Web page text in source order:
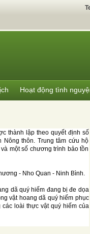
Hoạt động tình
thành lập theo quyết định số
Nông thôn. Trung tâm cứu hộ
một số chương trình bảo tồn
- Nho Quan - Ninh Bình.
dã quý hiếm đang bị đe dọa
vật hoang dã quý hiếm phục
loài thực vật quý hiếm của